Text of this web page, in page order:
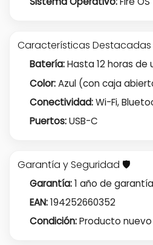
Características Destacadas
Batería:Hasta 12 horas de
Color:Azul (con caja
Conectividad:Wi-Fi,
Puertos:USB-C
Garantía y Seguridad 🛡️
Garantía:1 año de
EAN:194252660352
Condición:Producto